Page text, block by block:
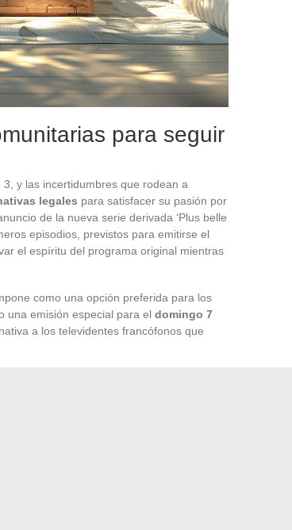
para seguir
3, y las incertidumbres que rodean a
legales para satisfacer su pasión por
de la nueva serie derivada ‘Plus belle
episodios, previstos para emitirse el
el espíritu del programa original mientras
como una opción preferida para los
una emisión especial para el domingo 7
a los televidentes francófonos que